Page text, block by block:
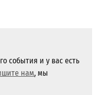
события и у вас есть
нам, мы